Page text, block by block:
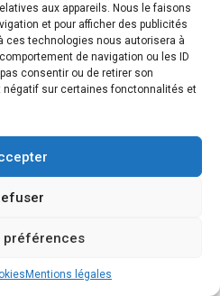
aux appareils. Nous le faisons
et pour afficher des publicités
ces technologies nous autorisera à
de navigation ou les ID
consentir ou de retirer son
sur certaines fonctonnalités et
préférences
Mentions légales
Puissance en watts:
lm, Température de couleur:
sorties lumineuses: 2,
de variation de l’éclairage:
Code IP: IP65, Montage: En
Forme: carré, Largeur:
60 Hz, Courant / tension
ambiante: -25 - 45 °C,
pondérée: 10
du courant d'appel: 4.1 A,
59 °C, Classe de risque: 1
-23%